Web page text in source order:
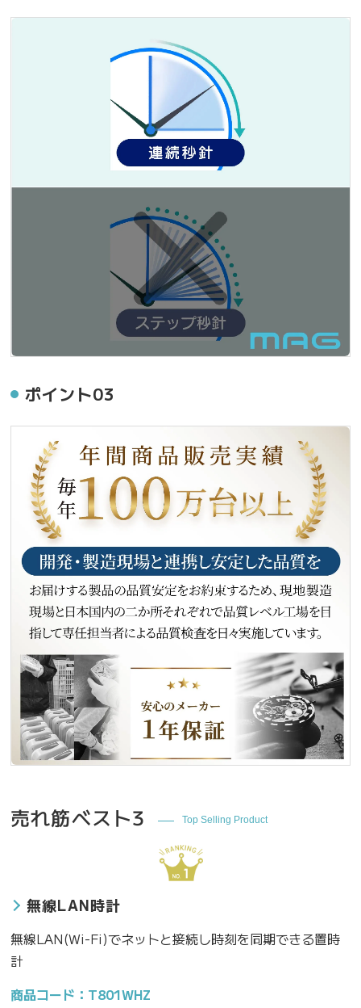
ポイント03
売れ筋ベスト3 Top Selling Product
無線LAN時計
無線LAN(Wi-Fi)でネットと接続し時刻を同期できる置時
計
商品コード：T801WHZ